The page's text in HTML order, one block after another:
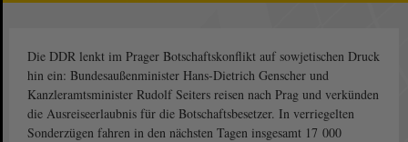
Die DDR lenkt im Prager Botschaftskonflikt auf sowjetischen Druck
hin ein: Bundesaußenminister Hans-Dietrich Genscher und
Kanzleramtsminister Rudolf Seiters reisen nach Prag und verkünden
die Ausreiseerlaubnis für die Botschaftsbesetzer. In verriegelten
Sonderzügen fahren in den nächsten Tagen insgesamt 17 000